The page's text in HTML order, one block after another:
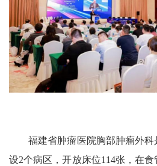
福建省肿瘤医院胸部肿瘤外科
设2个病区，开放床位114张，在食